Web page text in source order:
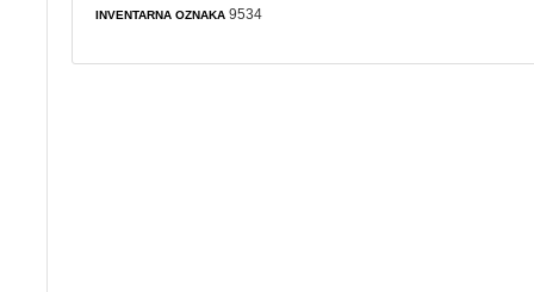
INVENTARNA OZNAKA 9534